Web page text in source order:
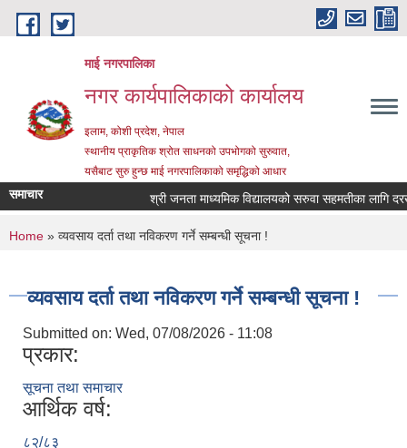
Skip to main content
माई नगरपालिका
नगर कार्यपालिकाको कार्यालय
इलाम, कोशी प्रदेश, नेपाल
स्थानीय प्राकृतिक श्रोत साधनको उपभोगको सुरुवात,
यसैबाट सुरु हुन्छ माई नगरपालिकाको समृद्धिको आधार
समाचार श्री जनता माध्यमिक विद्यालयको सरुवा सहमतीका लागि
You are here
Home » व्यवसाय दर्ता तथा नविकरण गर्ने सम्बन्धी सूचना !
व्यवसाय दर्ता तथा नविकरण गर्ने सम्बन्धी सूचना !
Submitted on: Wed, 07/08/2026 - 11:08
प्रकार:
सूचना तथा समाचार
आर्थिक वर्ष:
८२/८३